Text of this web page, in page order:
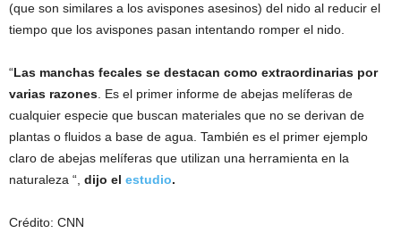
(que son similares a los avispones asesinos) del nido al reducir el
tiempo que los avispones pasan intentando romper el nido.
“Las manchas fecales se destacan como extraordinarias por
varias razones . Es el primer informe de abejas melíferas de
cualquier especie que buscan materiales que no se derivan de
plantas o fluidos a base de agua. También es el primer ejemplo
claro de abejas melíferas que utilizan una herramienta en la
naturaleza “, dijo el estudio.
Crédito: CNN